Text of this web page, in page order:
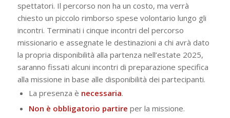
spettatori. Il percorso non ha un costo, ma verrà
chiesto un piccolo rimborso spese volontario lungo gli
incontri. Terminati i cinque incontri del percorso
missionario e assegnate le destinazioni a chi avrà dato
la propria disponibilità alla partenza nell’estate 2025,
saranno fissati alcuni incontri di preparazione specifica
alla missione in base alle disponibilità dei partecipanti.
La presenza è necessaria.
Non è obbligatorio partire per la missione.